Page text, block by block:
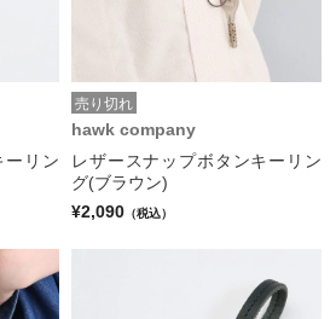
ーリン
売り切れ
hawk company
レザースナップボタンキーリン
グ(ブラウン)
¥2,090 （税込）